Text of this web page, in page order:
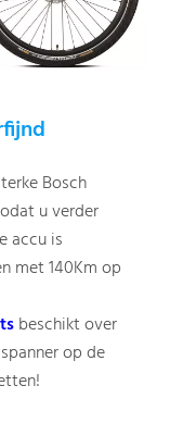
Bosch
u verder
accu is
met 140Km op
beschikt over
op de